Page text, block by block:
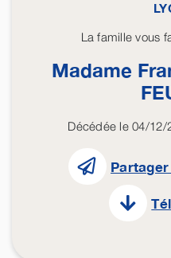
La famille vous
Madame
Décédée le 04/12/